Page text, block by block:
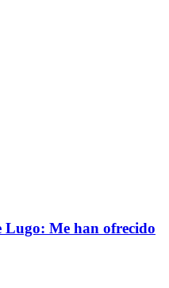
Lugo: Me han ofrecido